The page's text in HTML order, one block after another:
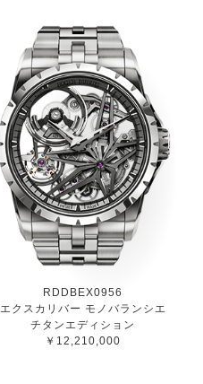
RDDBEX0956
エクスカリバー モノバランシエ
チタンエディション
￥12,210,000